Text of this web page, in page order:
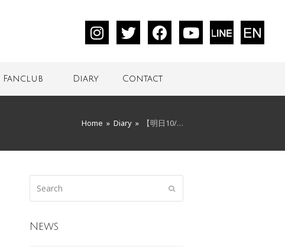
Fanclub Diary Contact
Home » Diary » 【明日10/…
News